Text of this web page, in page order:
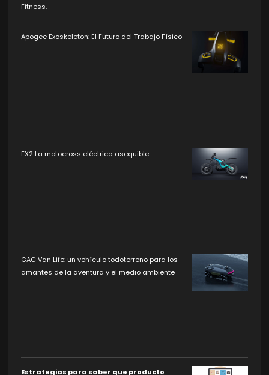
Fitness.
Apogee Exoskeleton: El Futuro del Trabajo Físico
FX2 La motocross eléctrica asequible
GAC Van Life: un vehículo todoterreno para los
amantes de la aventura y el medio ambiente
Estrategias para saber que producto